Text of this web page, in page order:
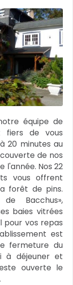
équipe de
fiers de vous
20 minutes au
de nos
l'année. Nos 22
vous offrent
forêt de pins.
Bacchus»,
baies vitrées
pour vos repas
est
fermeture du
à déjeuner et
ouverte le